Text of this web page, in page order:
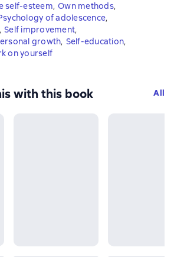
self-esteem, Own methods,
of adolescence,
Self improvement,
growth, Self-education,
on yourself
with this book All